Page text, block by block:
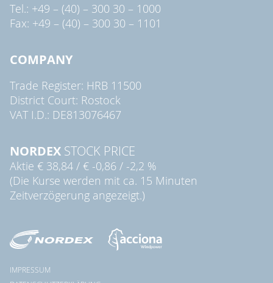
Tel.: +49 – (40) – 300 30 – 1000
Fax: +49 – (40) – 300 30 – 1101
COMPANY
Trade Register: HRB 11500
District Court: Rostock
VAT I.D.: DE813076467
NORDEX STOCK PRICE
Aktie € 38,84 / € -0,86 / -2,2 %
(Die Kurse werden mit ca. 15 Minuten
Zeitverzögerung angezeigt.)
IMPRESSUM